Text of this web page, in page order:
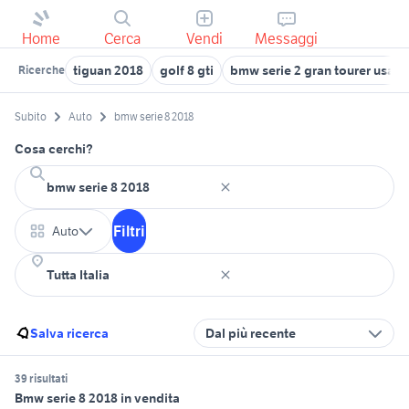
Home Cerca Vendi Messaggi
Ricerche tiguan 2018 golf 8 gti bmw serie 2 gran tourer usata
Subito Auto bmw serie 8 2018
Cosa cerchi?
Auto Filtri
Salva ricerca Dal più recente
39 risultati
Bmw serie 8 2018 in vendita